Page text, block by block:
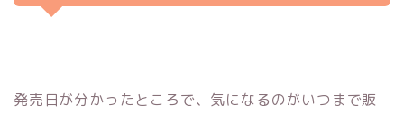
発売日が分かったところで、気になるのがいつまで販